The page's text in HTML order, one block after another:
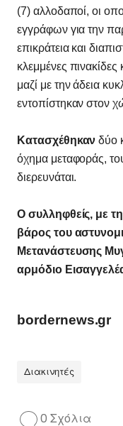
(7) αλλοδαποί, οι
εγγράφων για την
επικράτεια και
κλεμμένες
μαζί με την άδεια
εντοπίστηκαν στον
Κατασχέθηκαν δύο
όχημα μεταφοράς,
διερευνάται.
Ο συλληφθείς, με
βάρος του
Μετανάστευσης
αρμόδιο
bordernews.gr
Διακινητές
0 Σχόλια